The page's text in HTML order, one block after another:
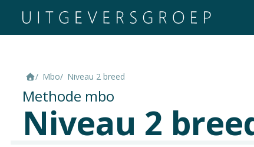
Mbo Niveau 2 breed
Methode mbo
Niveau 2